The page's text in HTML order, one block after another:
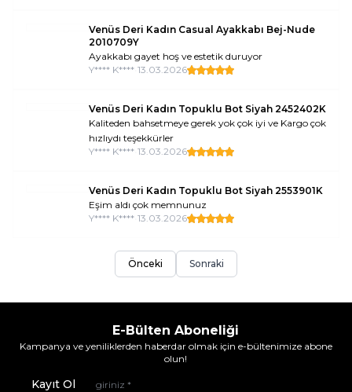
Venüs Deri Kadın Casual Ayakkabı Bej-Nude
2010709Y
Ayakkabı gayet hoş ve estetik duruyor
Y**** K**** 13.03.2026
Venüs Deri Kadın Topuklu Bot Siyah 2452402K
Kaliteden bahsetmeye gerek yok çok iyi ve Kargo çok
hızlıydı teşekkürler
Y**** K**** 13.03.2026
Venüs Deri Kadın Topuklu Bot Siyah 2553901K
Eşim aldı çok memnunuz
Y**** K**** 13.03.2026
Önceki Sonraki
E-Bülten Aboneliği
Kampanya ve yeniliklerden haberdar olmak için e-bültenimize abone
olun!
Kayıt Ol